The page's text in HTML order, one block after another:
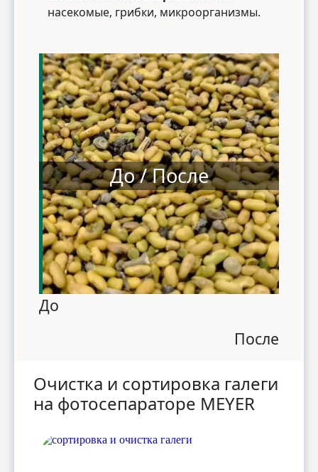
насекомые, грибки, микроорганизмы.
До / После
До
После
Очистка и сортировка галеги
на фотосепараторе MEYER